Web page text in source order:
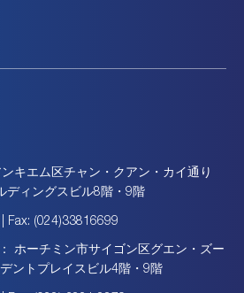
キエム区チャン・クアン・カイ通り
ディングスビル8階・9階
Fax: (024)33816699
ホーチミン市サイゴン区グエン・ズー
ントプレイスビル4階・9階